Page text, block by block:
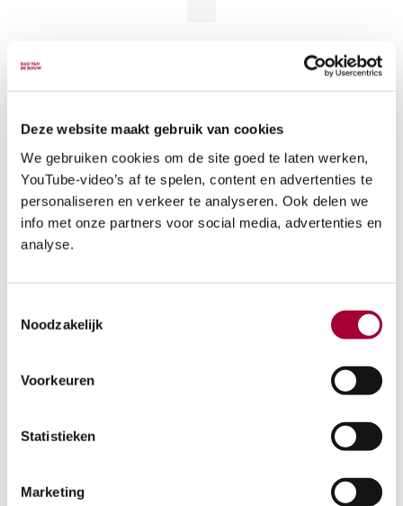
Deze website maakt gebruik van cookies
We gebruiken cookies om de site goed te laten werken,
YouTube-video’s af te spelen, content en advertenties te
personaliseren en verkeer te analyseren. Ook delen we
info met onze partners voor social media, advertenties en
analyse.
Noodzakelijk
Voorkeuren
Statistieken
Marketing
Data Dag van de Bouw 2027 en 2028
De Dag van de Bouw is de dag waarop bouwlocaties
door heel Nederland hun bouwhekken openstellen om
mensen kennis te laten maken met de positieve
aspecten en de maatschappelijke betekenis van de
bouw en infra. De data voor 2027 en 2028 zijn
Dag van de Bouw
17 juni 2028
18 juni 2027